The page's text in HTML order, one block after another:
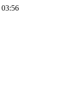
03:56